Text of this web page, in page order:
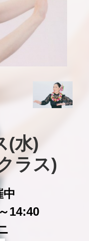
(水)
ラス)
中
14:40